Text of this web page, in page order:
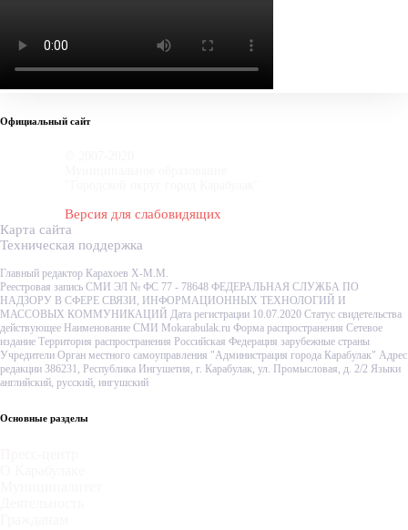
Официальный сайт
Версия для слабовидящих
Карта сайта
Техническая поддержка
Главный редактор Карахоев Х-М.М.
Реестровая запись СМИ ЭЛ № ФС 77 - 78648 ФЕДЕРАЛЬНАЯ СЛУЖБА ПО
НАДЗОРУ В СФЕРЕ СВЯЗИ, ИНФОРМАЦИОННЫХ ТЕХНОЛОГИЙ И
МАССОВЫХ КОММУНИКАЦИЙ Дата регистрации 10.07.2020 Статус свидетельства
действующее Наименование СМИ Mokarabulak.ru Форма распространения Сетевое
издание Территория распространения Российская Федерация зарубежные страны
Учредители Орган местного самоуправления "Администрация города Карабулак" Адрес
редакции 386231, Республика Ингушетия, г. Карабулак, ул. Промысловая, д. 2/2 Языки
английский, русский, ингушский
Основные разделы